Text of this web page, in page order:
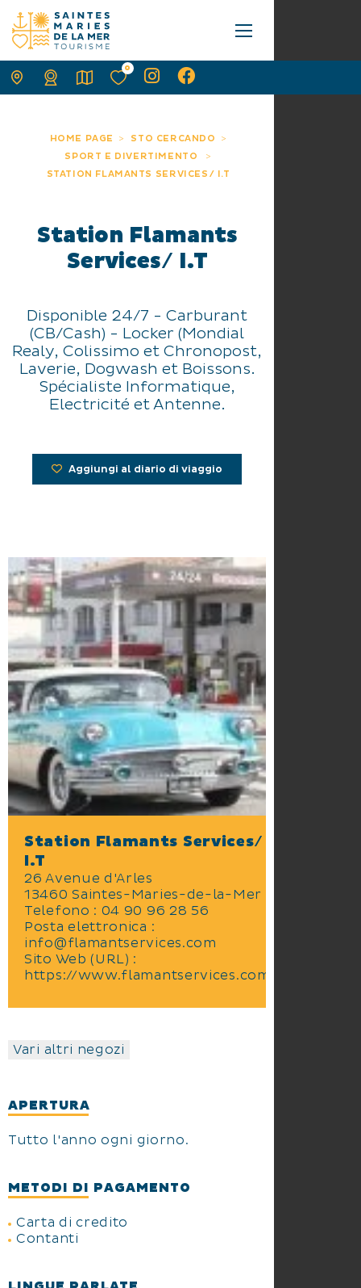
HOME PAGE
STO CERCANDO
SPORT E DIVERTIMENTO
STATION FLAMANTS SERVICES/ I.T
Station Flamants
Services/ I.T
Disponible 24/7 - Carburant
(CB/Cash) - Locker (Mondial
Realy, Colissimo et Chronopost,
Laverie, Dogwash et Boissons.
Spécialiste Informatique,
Electricité et Antenne.
Aggiungi al diario di viaggio
Station Flamants Services/
I.T
26 Avenue d'Arles
13460 Saintes-Maries-de-la-Mer
Telefono : 04 90 96 28 56
Posta elettronica :
info@flamantservices.com
Sito Web (URL) :
https://www.flamantservices.com
Vari altri negozi
APERTURA
Tutto l'anno ogni giorno.
METODI DI PAGAMENTO
Carta di credito
Contanti
0